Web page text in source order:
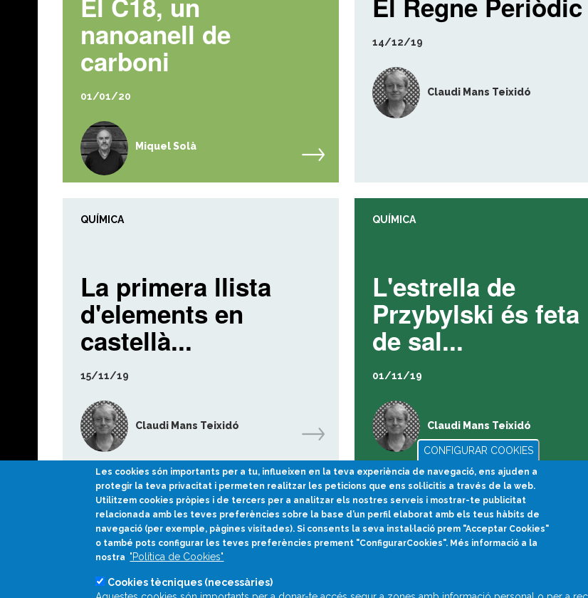
El C18, un
nanoanell de
carboni
01/01/20
Miquel Solà
El Regne Periòdic
14/12/19
Claudi Mans Teixidó
QUÍMICA
La primera llista
d'elements en
castellà...
15/11/19
Claudi Mans Teixidó
QUÍMICA
L'estrella de
Przybylski és feta
de sal...
01/11/19
Claudi Mans Teixidó
1 2 3 4 5
(+34) 934 120 030
CONFIGURAR COOKIES
Les cookies són importants per a tu, influeixen en la teva experiència de navegació, ens ajuden a
protegir la teva privacitat i permeten realitzar les peticions que ens sol·licitis a través de la web.
Utilitzem cookies pròpies i de tercers per a analitzar els nostres serveis i mostrar-te publicitat
relacionada amb les teves preferències sobre la base d’un perfil elaborat amb els teus hàbits de
navegació (per exemple, pàgines visitades). Si consents la seva instal·lació prem "Acceptar Cookies"
o també pots configurar les teves preferències prement "ConfigurarCookies". Més informació a la
nostra "Política de Cookies"
Cookies tècniques (necessàries)